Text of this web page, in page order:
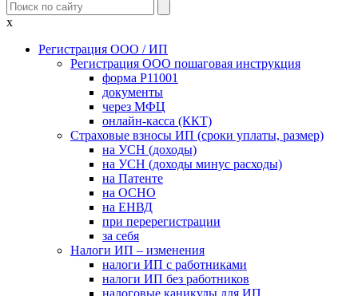
x
Регистрация ООО / ИП
Регистрация ООО пошаговая инструкция
форма Р11001
документы
через МФЦ
онлайн-касса (ККТ)
Страховые взносы ИП (сроки уплаты, размер)
на УСН (доходы)
на УСН (доходы минус расходы)
на Патенте
на ОСНО
на ЕНВД
при перерегистрации
за себя
Налоги ИП – изменения
налоги ИП с работниками
налоги ИП без работников
налоговые каникулы для ИП